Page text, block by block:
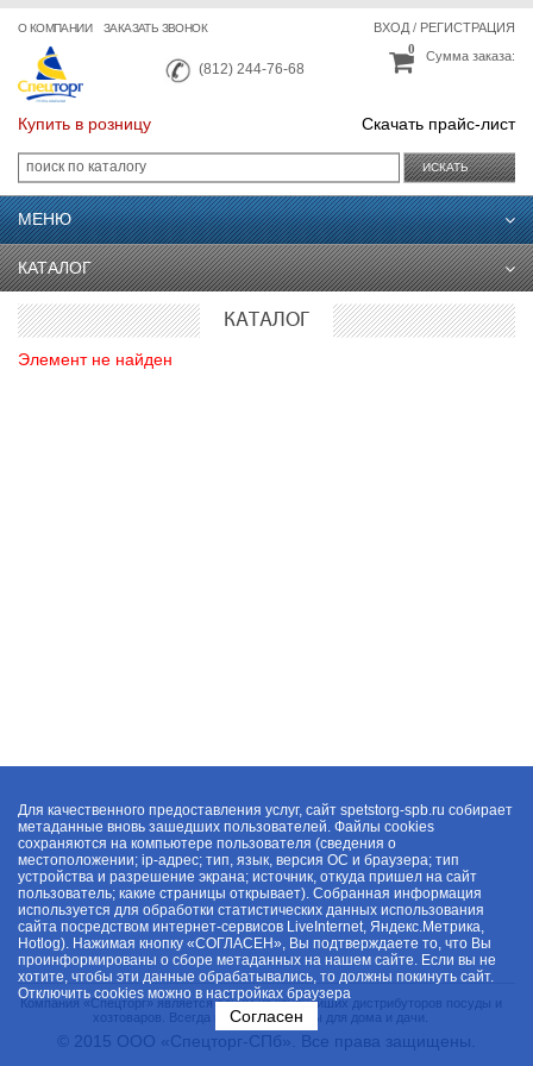
О КОМПАНИИ ЗАКАЗАТЬ ЗВОНОК
(812) 244-76-68
ВХОД/ РЕГИСТРАЦИЯ
Сумма заказа:
0
Купить в розницу Скачать прайс-лист
ИСКАТЬ
МЕНЮ
КАТАЛОГ
КАТАЛОГ
Элемент не найден
Компания «Спецторг» является одним из крупнейших дистрибуторов посуды и
хозтоваров. Всегда в наличии товары для дома и дачи.
© 2015 ООО «Спецторг-СПб». Все права защищены.
Для качественного предоставления услуг, сайт spetstorg-spb.ru собирает
метаданные вновь зашедших пользователей. Файлы cookies
сохраняются на компьютере пользователя (сведения о
местоположении; ip-адрес; тип, язык, версия ОС и браузера; тип
устройства и разрешение экрана; источник, откуда пришел на сайт
пользователь; какие страницы открывает). Собранная информация
используется для обработки статистических данных использования
сайта посредством интернет-сервисов LiveInternet, Яндекс.Метрика,
Hotlog). Нажимая кнопку «СОГЛАСЕН», Вы подтверждаете то, что Вы
проинформированы о сборе метаданных на нашем сайте. Если вы не
хотите, чтобы эти данные обрабатывались, то должны покинуть сайт.
Отключить cookies можно в настройках браузера
Согласен